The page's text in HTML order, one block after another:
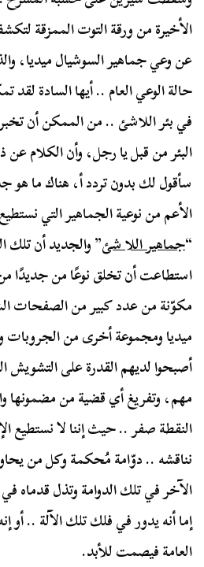
الأخيرة من ورقة التوت الممزقة
عن وعي جماهير السوشيال ميديا،
حالة الوعي العام .. أيها السادة لقد
في بئر اللاشئ .. من الممكن أن
البئر من قبل يا رجل، وأن الكلام
سأقول لك بدون تردد أ، هناك ما هو
الأعم من نوعية الجماهير التي
“جماهير اللا شئ” والجديد أن تلك
استطاعت أن تخلق نوعًا من جديدًا من
مكوّنة من عدد كبير من الصفحات
ميديا ومجموعة أخرى من الجروبات
أصبحوا لديهم القدرة على
مهم، وتفريغ أي قضية من مضمونها
النقطة صفر .. حيث إننا لا نستطيع
نناقشه .. دوّامة مُحكمة وكل من
الآخر في تلك الدوامة وتذل قدماه
إما أنه يدور في فلك تلك الآلة ..
العامة فيصمت للأبد.